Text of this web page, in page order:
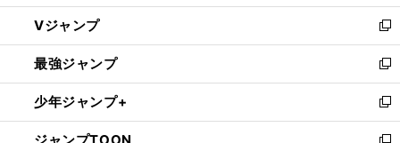
ウ
ィ
ン
ド
ウ
で
開
く
し
い
ウ
ィ
ン
ド
ウ
Vジャンプ
新
し
い
ウ
ィ
ン
最強ジャンプ
新
し
い
ウ
少年ジャンプ+
新
し